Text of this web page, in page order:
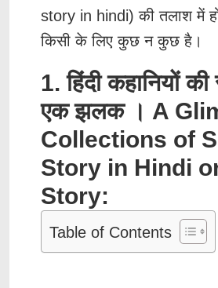
story in hindi) की तलाश में
किसी के लिए कुछ न कुछ है।
1. हिंदी कहानियों
एक झलक । A
Collections of
Story in Hindi
Story:
Table of Contents